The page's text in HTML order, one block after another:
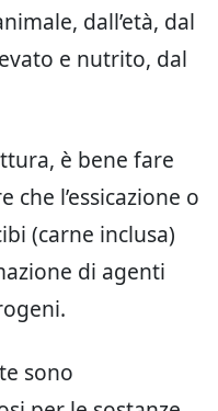
dall’età, dal
e nutrito, dal
è bene fare
l’essicazione o
(carne inclusa)
di agenti
sono